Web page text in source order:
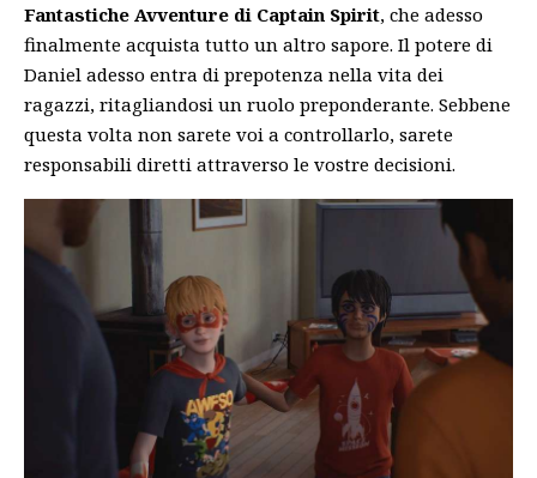
Fantastiche Avventure di Captain Spirit, che adesso
finalmente acquista tutto un altro sapore. Il potere di
Daniel adesso entra di prepotenza nella vita dei
ragazzi, ritagliandosi un ruolo preponderante. Sebbene
questa volta non sarete voi a controllarlo, sarete
responsabili diretti attraverso le vostre decisioni.